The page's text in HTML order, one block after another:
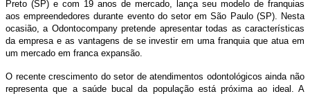
Preto (SP) e com 19 anos de mercado, lança seu modelo de franquias
aos empreendedores durante evento do setor em São Paulo (SP). Nesta
ocasião, a Odontocompany pretende apresentar todas as características
da empresa e as vantagens de se investir em uma franquia que atua em
um mercado em franca expansão.
O recente crescimento do setor de atendimentos odontológicos ainda não
representa que a saúde bucal da população está próxima ao ideal. A